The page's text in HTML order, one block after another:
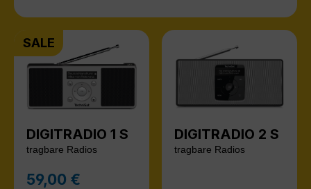
SALE
DIGITRADIO 1 S
tragbare Radios
Verkaufspreis:
59,00 €
DIGITRADIO 2 S
tragbare Radios